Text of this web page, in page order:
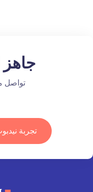
جاهز
تواصل
تجربة